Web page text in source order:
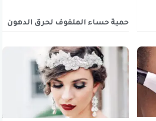
حمية حساء الملفوف لحرق الدهون